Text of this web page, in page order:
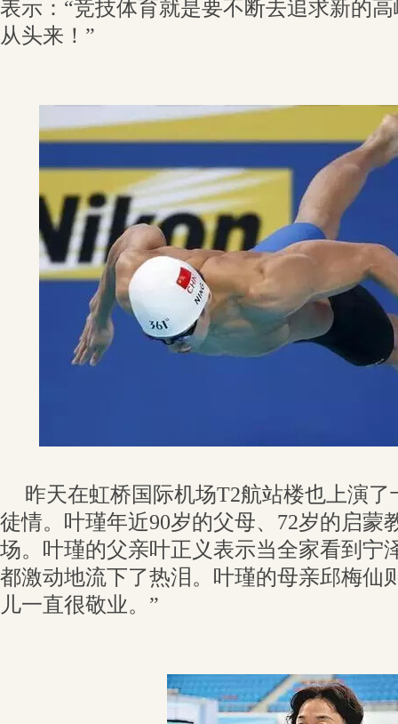
表示：“竞技体育就是要不断去追求新的
从头来！”
昨天在虹桥国际机场T2航站楼也上演
徒情。叶瑾年近90岁的父母、72岁的启蒙
场。叶瑾的父亲叶正义表示当全家看到宁
都激动地流下了热泪。叶瑾的母亲邱梅仙
儿一直很敬业。”